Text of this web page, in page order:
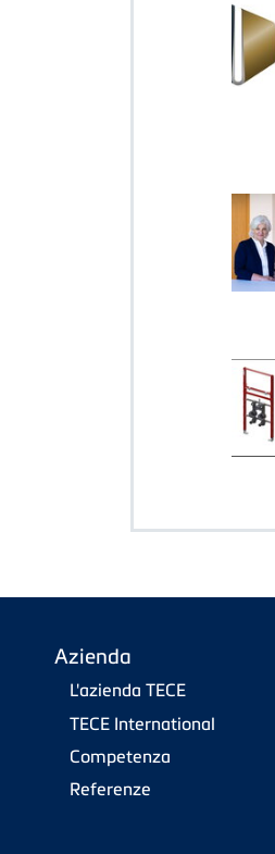
Azienda
L'azienda TECE
TECE International
Competenza
Referenze